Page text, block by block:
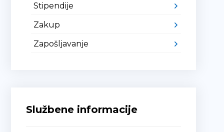
Stipendije
Zakup
Zapošljavanje
Službene informacije